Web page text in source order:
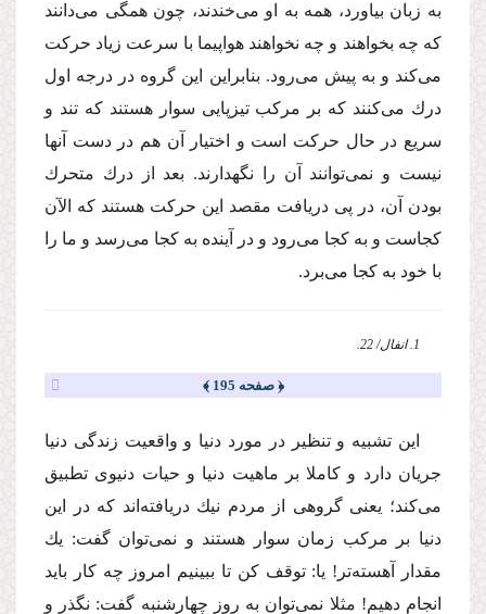
به زبان بیاورد، همه به او مى‌خندند، چون همگى مى‌دانند
كه چه بخواهند و چه نخواهند هواپیما با سرعت زیاد حركت
مى‌كند و به پیش مى‌رود. بنابراین این گروه در درجه اول
درك مى‌كنند كه بر مركب تیزپایى سوار هستند كه تند و
سریع در حال حركت است و اختیار آن هم در دست آنها
نیست و نمى‌توانند آن را نگهدارند. بعد از درك متحرك
بودن آن، در پى دریافت مقصد این حركت هستند كه الآن
كجاست و به كجا مى‌رود و در آینده به كجا مى‌رسد و ما را
با خود به كجا مى‌برد.
1. انفال/ 22.
﴿ صفحه 195 ﴾
این تشبیه و تنظیر در مورد دنیا و واقعیت زندگى دنیا
جریان دارد و كاملا بر ماهیت دنیا و حیات دنیوى تطبیق
مى‌كند؛ یعنى گروهى از مردم نیك دریافته‌اند كه در این
دنیا بر مركب زمان سوار هستند و نمى‌توان گفت: یك
مقدار آهسته‌تر! یا: توقف كن تا ببینیم امروز چه كار باید
انجام دهیم! مثلا نمى‌توان به روز چهارشنبه گفت: نگذر و